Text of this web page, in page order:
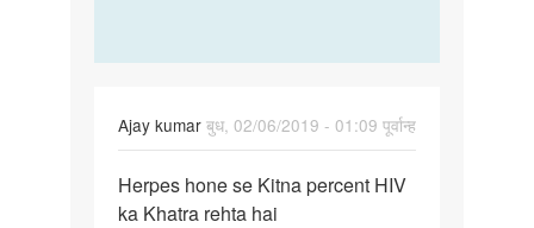
Ajay kumar बुध, 02/06/2019 - 01:09 पूर्वान्ह
Herpes
hone
Herpes hone se Kitna percent HIV
ka Khatra rehta hai